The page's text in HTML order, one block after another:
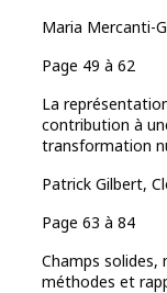
Maria Mercanti-
Page 49 à 62
La
contribution à
transformation
Patrick Gilbert,
Page 63 à 84
Champs solides,
méthodes et